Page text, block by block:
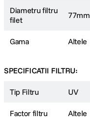
Diametru filtru
filet
77mm
Gama Altele
SPECIFICATII FILTRU:
Tip Filtru UV
Factor filtru Altele